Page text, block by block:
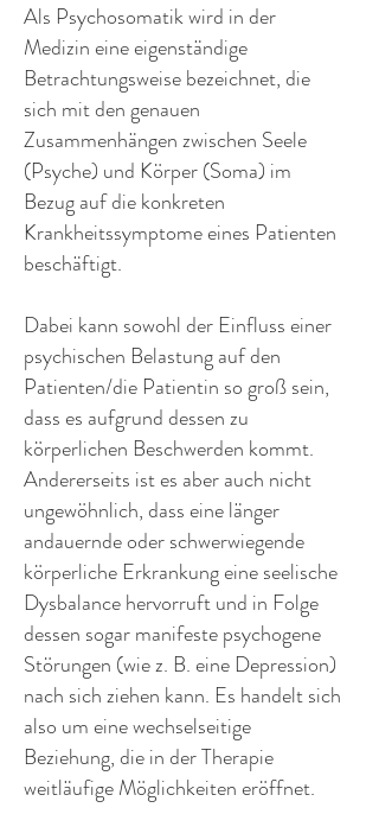
Als Psychosomatik wird in der
Medizin eine eigenständige
Betrachtungsweise bezeichnet, die
sich mit den genauen
Zusammenhängen zwischen Seele
(Psyche) und Körper (Soma) im
Bezug auf die konkreten
Krankheitssymptome eines Patienten
beschäftigt.
Dabei kann sowohl der Einfluss einer
psychischen Belastung auf den
Patienten/die Patientin so groß sein,
dass es aufgrund dessen zu
körperlichen Beschwerden kommt.
Andererseits ist es aber auch nicht
ungewöhnlich, dass eine länger
andauernde oder schwerwiegende
körperliche Erkrankung eine seelische
Dysbalance hervorruft und in Folge
dessen sogar manifeste psychogene
Störungen (wie z. B. eine Depression)
nach sich ziehen kann. Es handelt sich
also um eine wechselseitige
Beziehung, die in der Therapie
weitläufige Möglichkeiten eröffnet.